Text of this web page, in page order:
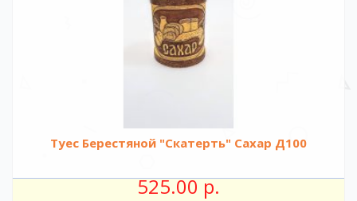
Туес Берестяной "Скатерть" Сахар Д100
525.00 р.